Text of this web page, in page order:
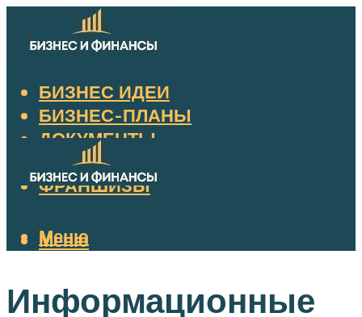
БИЗНЕС ИДЕИ
БИЗНЕС-ПЛАНЫ
ДОКУМЕНТЫ
НАЛОГИ
ФРАНШИЗЫ
Меню
Меню
Информационные